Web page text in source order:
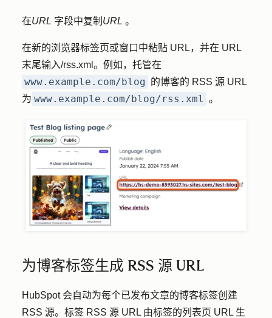
在URL 字段中复制 URL 。
在新的浏览器标签页或窗口中粘贴 URL，并在 URL
末尾输入/rss.xml 。例如，托管在
www.example.com/blog 的博客的 RSS 源 URL
为 www.example.com/blog/rss.xml 。
为博客标签生成 RSS 源 URL
HubSpot 会自动为每个已发布文章的博客标签创建
RSS 源。标签 RSS 源 URL 由标签的列表页 URL 生